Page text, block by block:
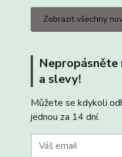
Zobrazit všechny
Nepropásněte
a slevy!
Můžete se kdykoli
jednou za 14 dní.